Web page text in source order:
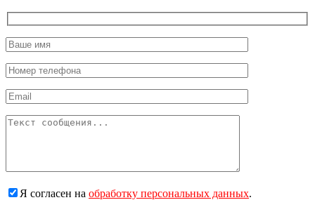
Я согласен на обработку персональных данных.